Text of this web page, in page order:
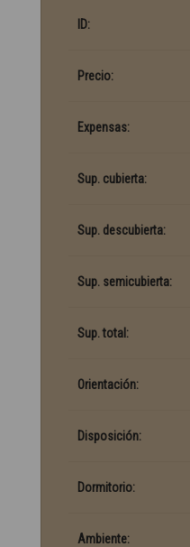
ID:
Precio:
Expensas:
Sup. cubierta:
Sup. descubierta:
Sup. semicubierta:
Sup. total:
Orientación:
Disposición:
Dormitorio:
Ambiente: